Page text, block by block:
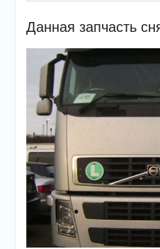
Данная запчасть